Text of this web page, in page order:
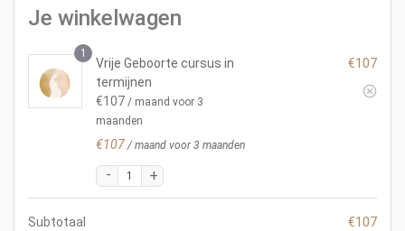
Je winkelwagen
1
Vrije Geboorte cursus in
termijnen
€107 / maand voor 3
maanden
€107 / maand voor 3 maanden
€107
Subtotaal €107